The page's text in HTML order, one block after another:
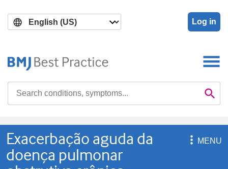
main
search
Log in

Exacerbação aguda da
doença pulmonar
MENU